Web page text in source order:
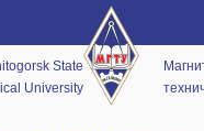
State
University